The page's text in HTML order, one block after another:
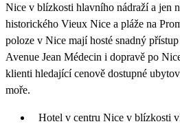
Nice v blízkosti hlavního nádraží a jen
historického Vieux Nice a pláže na
poloze v Nice mají hosté snadný
Avenue Jean Médecin i dopravě po
klienti hledající cenově dostupné
moře.
Hotel v centru Nice v blízkosti